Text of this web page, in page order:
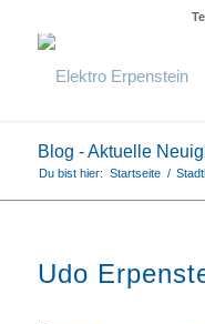
Blog - Aktuelle
Du bist hier: Startseite /
Udo